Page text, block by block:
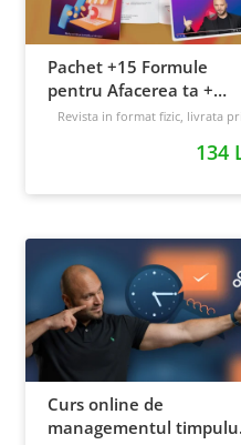
Pachet +15 Formule
pentru Afacerea ta +
Prompt-uri dedicate +
Revista in format fizic, livrata
134
Curs online de
managementul